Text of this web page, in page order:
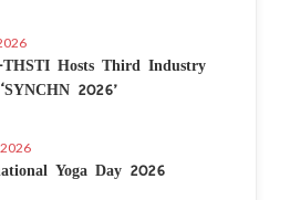
Hosts Third Industry
2026’
Yoga Day 2026